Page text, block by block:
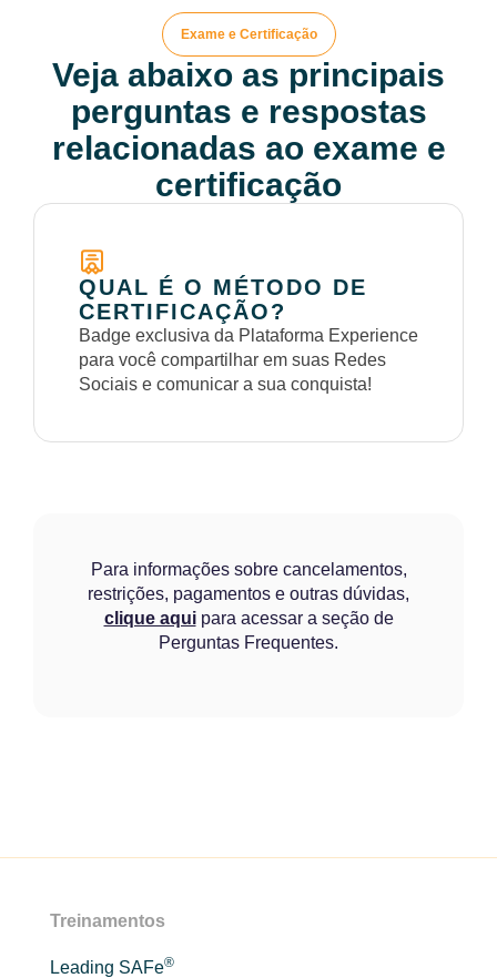
Exame e Certificação
Veja abaixo as principais
perguntas e respostas
relacionadas ao exame e
certificação
QUAL É O MÉTODO DE
CERTIFICAÇÃO?
Badge exclusiva da Plataforma Experience
para você compartilhar em suas Redes
Sociais e comunicar a sua conquista!
Para informações sobre cancelamentos,
restrições, pagamentos e outras dúvidas,
clique aquipara acessar a seção de
Perguntas Frequentes.
Treinamentos
Leading SAFe®